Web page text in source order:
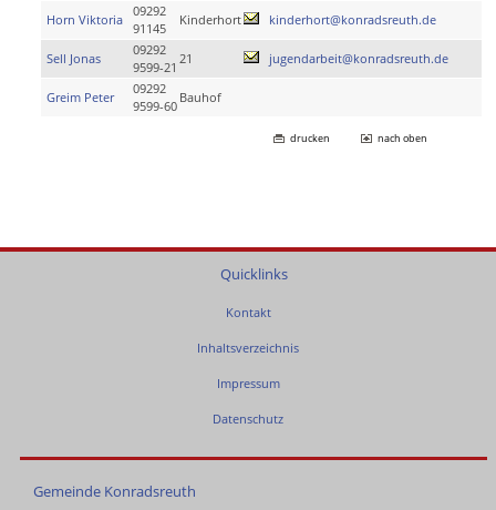
Horn Viktoria
09292
91145
Kinderhort kinderhort@konradsreuth.de
Sell Jonas
09292
9599-21
21 jugendarbeit@konradsreuth.de
Greim Peter
09292
9599-60
Bauhof
drucken nach oben
Quicklinks
Kontakt
Inhaltsverzeichnis
Impressum
Datenschutz
Gemeinde Konradsreuth